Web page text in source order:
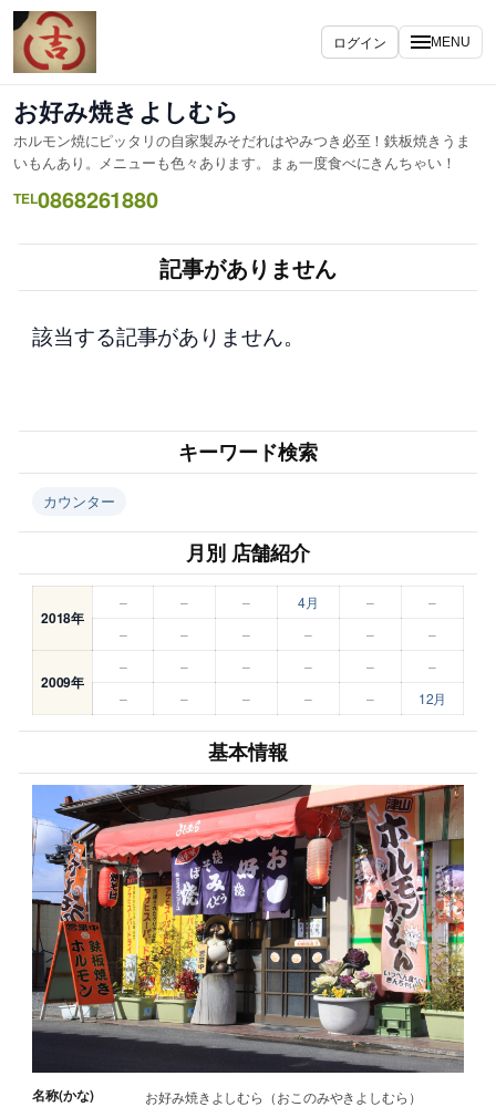
内
容
を
キ
ッ
プ
ログイン MENU
お好み焼きよしむら
ホルモン焼にピッタリの自家製みそだれはやみつき必至！鉄板焼きうま
いもんあり。メニューも色々あります。まぁ一度食べにきんちゃい！
TEL0868261880
記事がありません
該当する記事がありません。
キーワード検索
カウンター
月別 店舗紹介
2018年
– – – 4月 –
–
–
– – – – –
2009年
– – – – –
–
–
– – – – 12月
基本情報
名称(かな) お好み焼きよしむら（おこのみやきよしむら）